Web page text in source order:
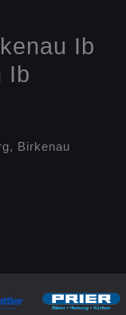
Ib
Ib
Birkenau